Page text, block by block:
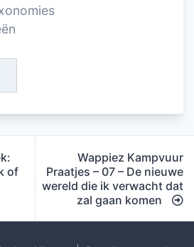
of
Wappiez Kampvuur
Praatjes – 07 – De nieuwe
wereld die ik verwacht dat
zal gaan komen